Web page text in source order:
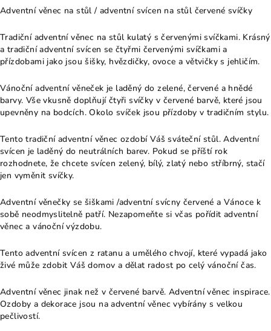
Adventní věnec na stůl / adventní svícen na stůl červené svíčky
Tradiční adventní věnec na stůl kulatý s červenými svíčkami. Krásný
a tradiční adventní svícen se čtyřmi červenými svíčkami a
přízdobami jako jsou šišky, hvězdičky, ovoce a větvičky s jehličím.
Vánoční adventní věneček je laděný do zelené, červené a hnědé
barvy. Vše vkusně doplňují čtyři svíčky v červené barvě, které jsou
upevněny na bodcích. Okolo svíček jsou přízdoby v tradičním stylu.
Tento tradiční adventní věnec ozdobí Váš sváteční stůl. Adventní
svícen je laděný do neutrálních barev. Pokud se příští rok
rozhodnete, že chcete svícen zelený, bílý, zlatý nebo stříbrný, stačí
jen vyměnit svíčky.
Adventní věnečky se šiškami /adventní svícny červené a Vánoce k
sobě neodmyslitelně patří. Nezapomeňte si včas pořídit adventní
věnec a vánoční výzdobu.
Tento adventní svícen z ratanu a umělého chvojí, které vypadá jako
živé může zdobit Váš domov a dělat radost po celý vánoční čas.
Adventní věnec jinak než v červené barvě. Adventní věnec inspirace.
Ozdoby a dekorace jsou na adventní věnec vybírány s velkou
pečlivostí.